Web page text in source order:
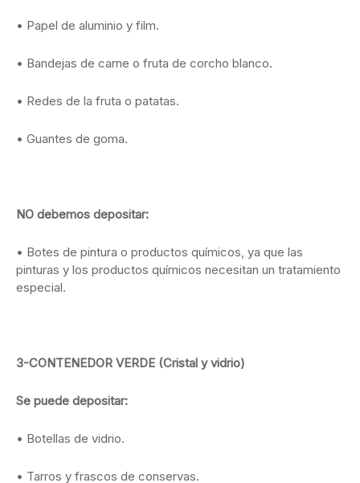
• Papel de aluminio y film.
• Bandejas de carne o fruta de corcho blanco.
• Redes de la fruta o patatas.
• Guantes de goma.
NO debemos depositar:
• Botes de pintura o productos químicos, ya que las
pinturas y los productos químicos necesitan un tratamiento
especial.
3-CONTENEDOR VERDE (Cristal y vidrio)
Se puede depositar:
• Botellas de vidrio.
• Tarros y frascos de conservas.